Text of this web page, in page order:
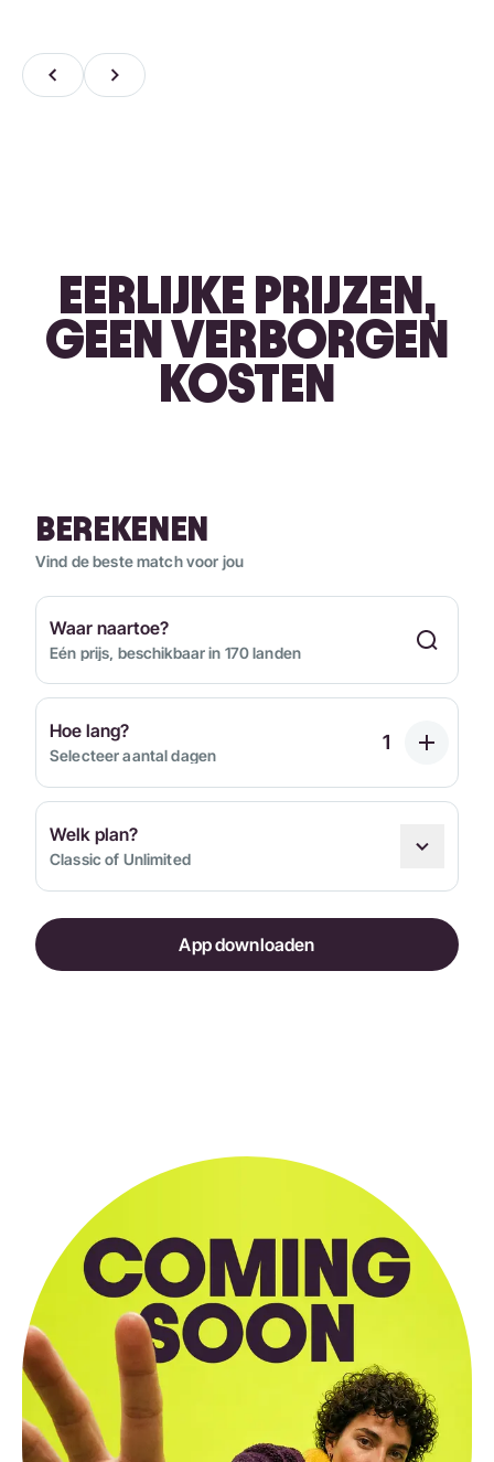
EERLIJKE PRIJZEN,
GEEN VERBORGEN
KOSTEN
BEREKENEN
Vind de beste match voor jou
Waar naartoe?
Eén prijs, beschikbaar in 170 landen
Hoe lang?
Selecteer aantal dagen
Welk plan?
Classic of Unlimited
App downloaden